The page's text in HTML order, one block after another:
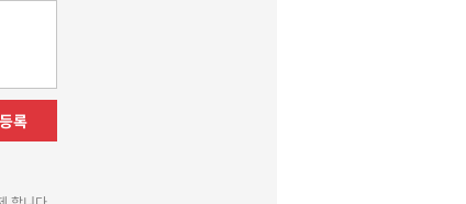
등록